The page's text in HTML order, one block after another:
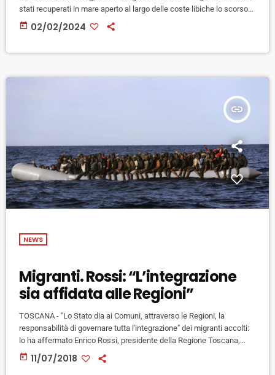
stati recuperati in mare aperto al largo delle coste libiche lo scorso
29 gennaio, al termine di un viaggio di quasi 1.200 chilometri durato
tre giorni e tre notti. Alle 6:30 ha regolarmente attraccato alla Calata
today 02/02/2024
insert_link
NEWS
Migranti. Rossi: “L’integrazione
sia affidata alle Regioni”
TOSCANA - "Lo Stato dia ai Comuni, attraverso le Regioni, la
responsabilità di governare tutta l'integrazione" dei migranti accolti:
lo ha affermato Enrico Rossi, presidente della Regione Toscana,
intervenendo ad una trasmissione tv su Rai3. Secondo Rossi, i
Comuni dovrebbero operare "trovando gli alloggi, usando i
today 11/07/2018